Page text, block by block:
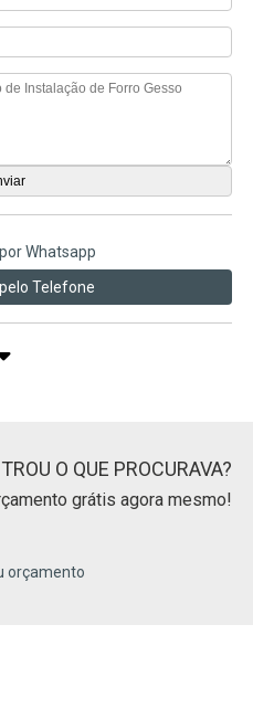
Whatsapp
Telefone
O QUE PROCURAVA?
grátis agora mesmo!
orçamento